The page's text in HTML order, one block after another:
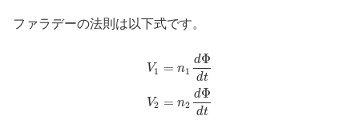
ファラデーの法則は以下式です。
V1 = n1
dΦ
dt
V2 = n2
dΦ
dt